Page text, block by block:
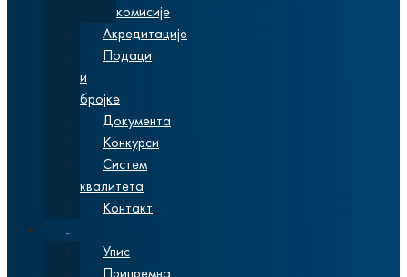
комисије
Акредитације
Подаци
и
бројке
Документа
Конкурси
Систем
квалитета
Контакт
Упис
Припремна